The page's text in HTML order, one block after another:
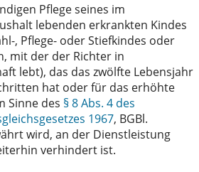
Pflege seines im
lebenden erkrankten Kindes
, Pflege- oder Stiefkindes oder
mit der der Richter in
lebt), das das zwölfte Lebensjahr
hat oder für das erhöhte
Sinne des § 8 Abs. 4 des
1967, BGBl.
wird, an der Dienstleistung
verhindert ist.